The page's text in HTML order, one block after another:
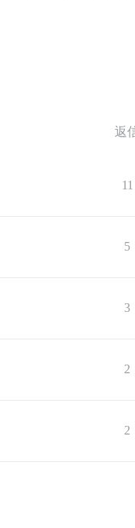
返
11
5
3
2
2